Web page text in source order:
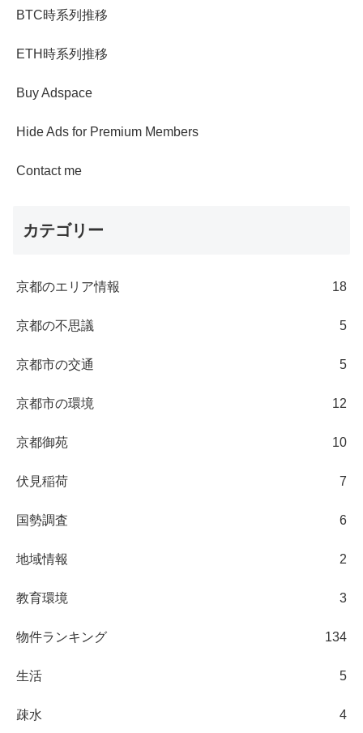
BTC時系列推移
ETH時系列推移
Buy Adspace
Hide Ads for Premium Members
Contact me
カテゴリー
京都のエリア情報 18
京都の不思議 5
京都市の交通 5
京都市の環境 12
京都御苑 10
伏見稲荷 7
国勢調査 6
地域情報 2
教育環境 3
物件ランキング 134
生活 5
疎水 4